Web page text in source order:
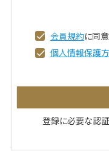
会員規約に同
個人情報保護
登録に必要な認証